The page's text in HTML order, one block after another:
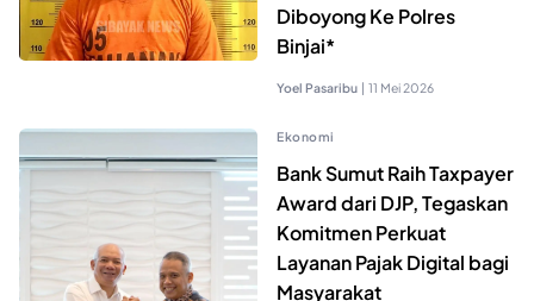
Diboyong Ke Polres
Binjai*
Yoel Pasaribu | 11 Mei 2026
Ekonomi
Bank Sumut Raih Taxpayer
Award dari DJP, Tegaskan
Komitmen Perkuat
Layanan Pajak Digital bagi
Masyarakat